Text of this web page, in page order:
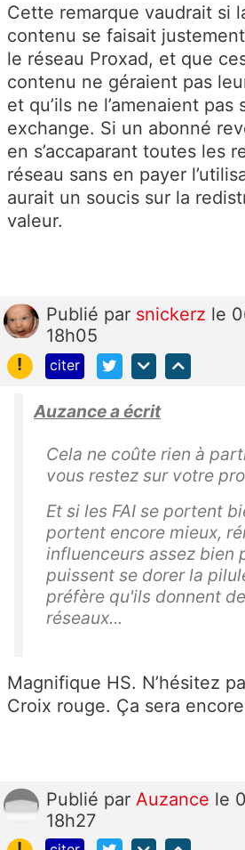
Cette remarque vaudrait si
contenu se faisait
le réseau Proxad, et que
contenu ne géraient pas
et qu’ils ne l’amenaient pas
exchange. Si un abonné
en s’accaparant toutes les
réseau sans en payer
aurait un soucis sur la
valeur.
Publié par snickerz le
18h05
!
citer
Auzance a écrit
Cela ne coûte rien à
vous restez sur votre
Et si les FAI se portent
portent encore mieux,
influenceurs assez bien
puissent se dorer la
préfère qu'ils donnent
réseaux...
Magnifique HS. N’hésitez
Croix rouge. Ça sera
Publié par Auzance le
18h27